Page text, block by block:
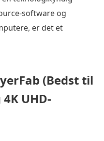
software og
er det et
(Bedst til
UHD-